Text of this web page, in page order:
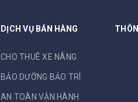
DỊCH VỤ BÁN HÀNG
CHO THUÊ XE NÂNG
BẢO DƯỠNG BẢO TRÌ
AN TOÀN VẬN HÀNH